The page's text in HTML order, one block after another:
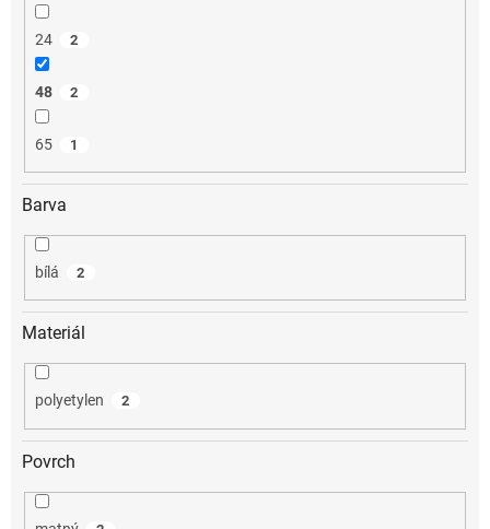
24 2
48 2
65 1
Barva
bílá 2
Materiál
polyetylen 2
Povrch